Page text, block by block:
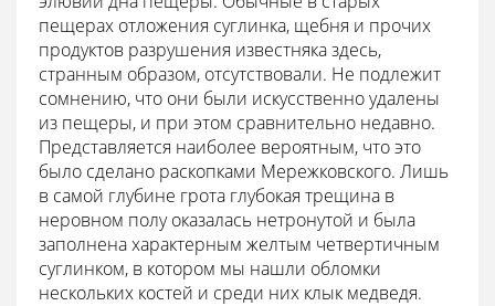
пещерах отложения суглинка, щебня и прочих
продуктов разрушения известняка здесь,
странным образом, отсутствовали. Не подлежит
сомнению, что они были искусственно удалены
из пещеры, и при этом сравнительно недавно.
Представляется наиболее вероятным, что это
было сделано раскопками Мережковского. Лишь
в самой глубине грота глубокая трещина в
неровном полу оказалась нетронутой и была
заполнена характерным желтым четвертичным
суглинком, в котором мы нашли обломки
нескольких костей и среди них клык медведя.